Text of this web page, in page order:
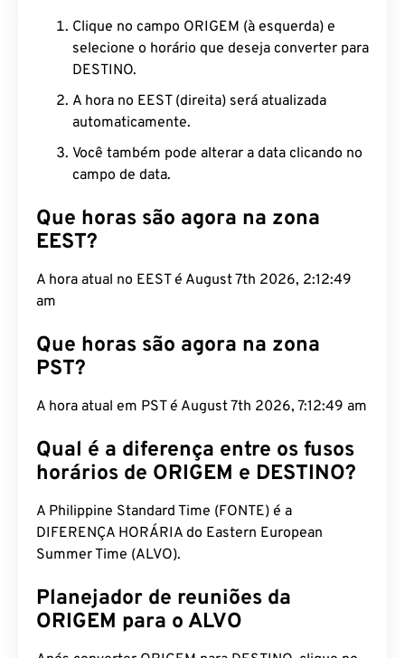
Clique no campo ORIGEM (à esquerda) e
selecione o horário que deseja converter para
DESTINO.
A hora no EEST (direita) será atualizada
automaticamente.
Você também pode alterar a data clicando no
campo de data.
Que horas são agora na zona
EEST?
A hora atual no EEST é August 7th 2026, 2:12:50
am
Que horas são agora na zona
PST?
A hora atual em PST é August 7th 2026, 7:12:50 am
Qual é a diferença entre os fusos
horários de ORIGEM e DESTINO?
A Philippine Standard Time (FONTE) é a
DIFERENÇA HORÁRIA do Eastern European
Summer Time (ALVO).
Planejador de reuniões da
ORIGEM para o ALVO